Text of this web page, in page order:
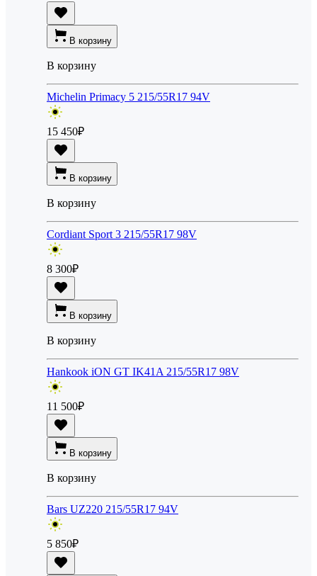
В корзину
В корзину
Michelin Primacy 5 215/55R17 94V
15 450₽
В корзину
В корзину
Cordiant Sport 3 215/55R17 98V
8 300₽
В корзину
В корзину
Hankook iON GT IK41A 215/55R17 98V
11 500₽
В корзину
В корзину
Bars UZ220 215/55R17 94V
5 850₽